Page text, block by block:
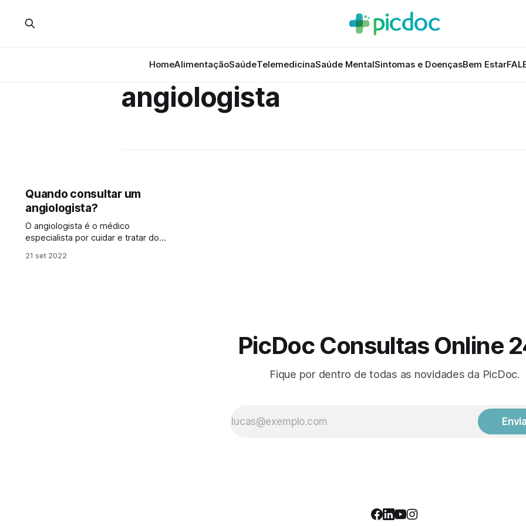
HomeAlimentaçãoSaúdeTelemedicinaSaúde MentalSintomas e DoençasBem Estar
angiologista
Quando consultar um
angiologista?
O angiologista é o médico
especialista por cuidar e tratar do
trata das doenças que ocorrem nos
21 set 2022
PicDoc Consultas Online
Fique por dentro de todas as novidades da PicDoc.